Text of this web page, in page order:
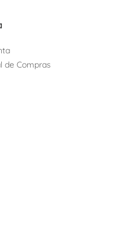
de Compras